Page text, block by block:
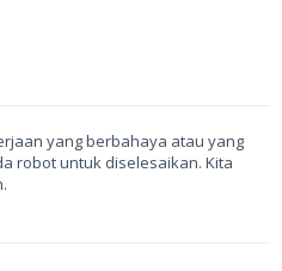
yang berbahaya atau yang
robot untuk diselesaikan. Kita